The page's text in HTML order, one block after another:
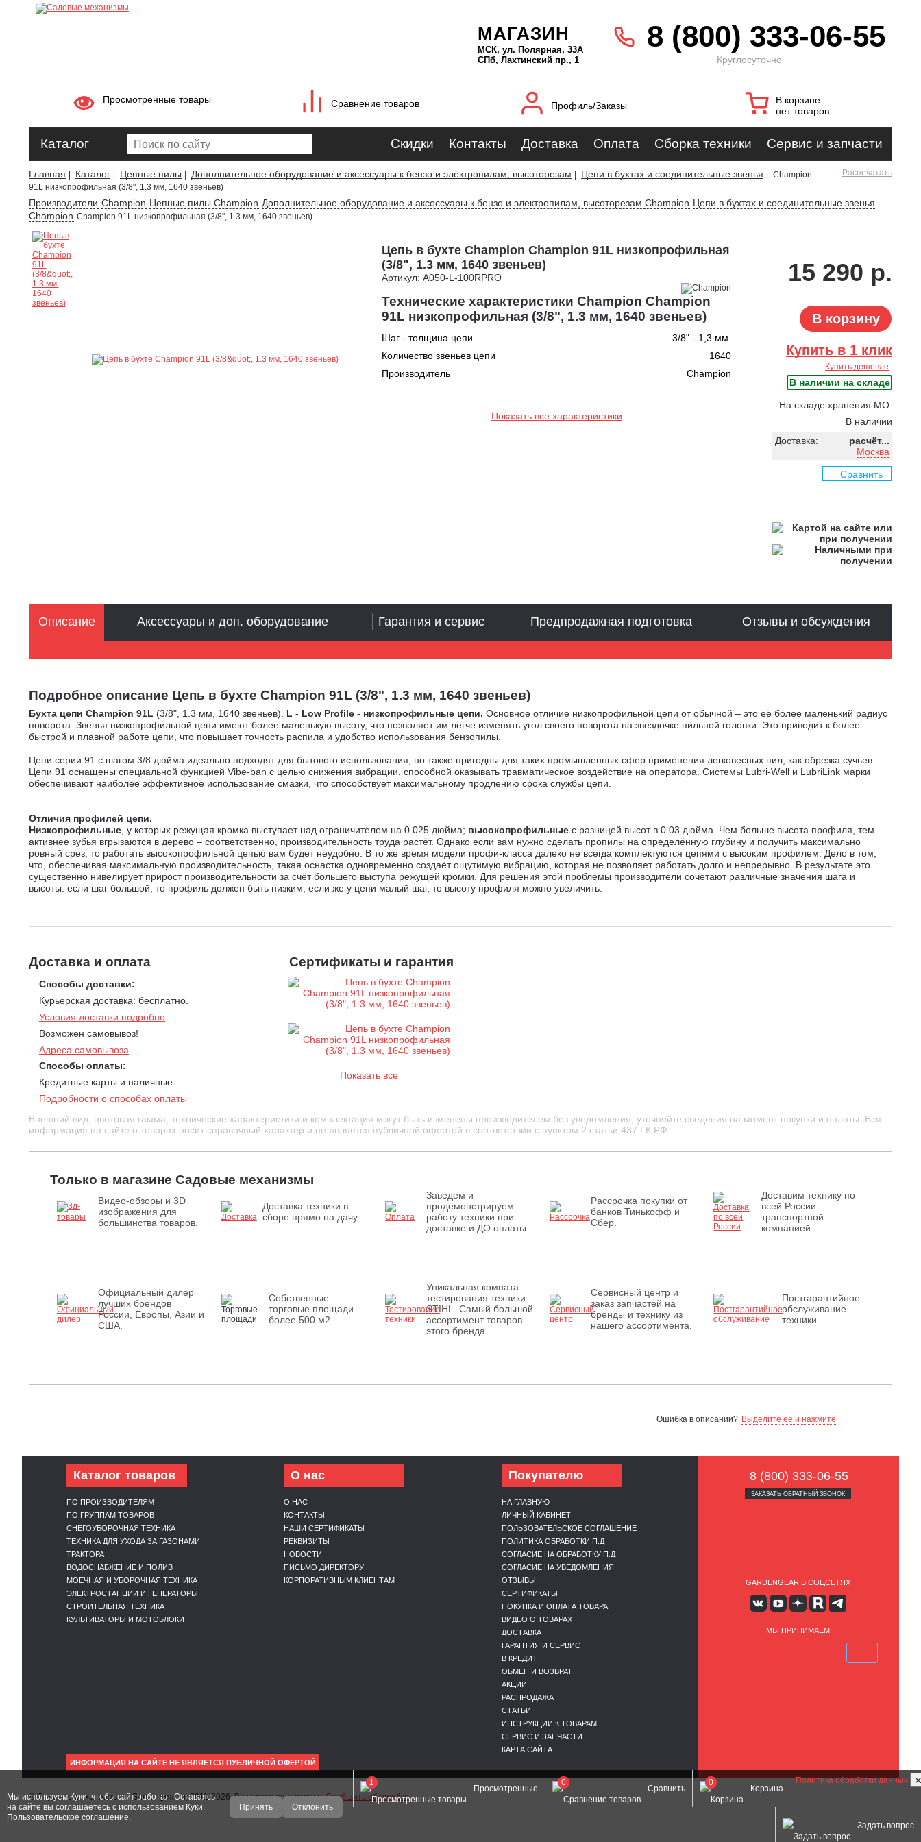
МАГАЗИН
МСК, ул. Полярная, 33А
СПб, Лахтинский пр., 1
8 (800) 333-06-55
Круглосуточно
Просмотренные товары Сравнение товаров Профиль/Заказы
В корзине
нет товаров
Каталог Скидки Контакты Доставка Оплата Сборка техники Сервис и запчасти
Главная Каталог Цепные пилы Дополнительное оборудование и аксессуары к бензо и электропилам, высоторезам Цепи в бухтах и соединительные звенья
Champion
91L низкопрофильная (3/8", 1.3 мм, 1640 звеньев)
Распечатать
Производители Champion Цепные пилы Champion Дополнительное оборудование и аксессуары к бензо и электропилам, высоторезам Champion Цепи в бухтах и соединительные звенья
Champion Champion 91L низкопрофильная (3/8", 1.3 мм, 1640 звеньев)
Цепь в бухте Champion Champion 91L низкопрофильная
(3/8", 1.3 мм, 1640 звеньев)
Артикул: A050-L-100RPRO
Технические характеристики Champion Champion
91L низкопрофильная (3/8", 1.3 мм, 1640 звеньев)
Шаг - толщина цепи
3/8" - 1,3 мм.
Количество звеньев цепи
1640
Производитель
Champion
Показать все характеристики
15 290 р.
В корзину
Купить в 1 клик
Купить дешевле
В наличии на складе
На складе хранения МО:
В наличии
Доставка:
расчёт...
Москва
Сравнить
Подробное описание Цепь в бухте Champion 91L (3/8", 1.3 мм, 1640 звеньев)
Бухта цепи Champion 91L (3/8", 1.3 мм, 1640 звеньев). L - Low Profile - низкопрофильные цепи. Основное отличие низкопрофильной цепи от обычной – это её более маленький радиус
поворота. Звенья низкопрофильной цепи имеют более маленькую высоту, что позволяет им легче изменять угол своего поворота на звездочке пильной головки. Это приводит к более
быстрой и плавной работе цепи, что повышает точность распила и удобство использования бензопилы.
Цепи серии 91 с шагом 3/8 дюйма идеально подходят для бытового использования, но также пригодны для таких промышленных сфер применения легковесных пил, как обрезка сучьев.
Цепи 91 оснащены специальной функцией Vibe-ban с целью снижения вибрации, способной оказывать травматическое воздействие на оператора. Системы Lubri-Well и LubriLink марки
обеспечивают наиболее эффективное использование смазки, что способствует максимальному продлению срока службы цепи.
Отличия профилей цепи.
Низкопрофильные , у которых режущая кромка выступает над ограничителем на 0.025 дюйма; высокопрофильные с разницей высот в 0.03 дюйма. Чем больше высота профиля, тем
активнее зубья вгрызаются в дерево – соответственно, производительность труда растёт. Однако если вам нужно сделать пропилы на определённую глубину и получить максимально
ровный срез, то работать высокопрофильной цепью вам будет неудобно. В то же время модели профи-класса далеко не всегда комплектуются цепями с высоким профилем. Дело в том,
что, обеспечивая максимальную производительность, такая оснастка одновременно создаёт ощутимую вибрацию, которая не позволяет работать долго и непрерывно. В результате это
существенно нивелирует прирост производительности за счёт большего выступа режущей кромки. Для решения этой проблемы производители сочетают различные значения шага и
высоты: если шаг большой, то профиль должен быть низким; если же у цепи малый шаг, то высоту профиля можно увеличить.
Доставка и оплата
Способы доставки:
Курьерская доставка: бесплатно.
Условия доставки подробно
Возможен самовывоз!
Адреса самовывоза
Способы оплаты:
Кредитные карты и наличные
Подробности о способах оплаты
Сертификаты и гарантия
Показать все
Описание Аксессуары и доп. оборудование Гарантия и сервис Предпродажная подготовка Отзывы и обсуждения
Внешний вид, цветовая гамма, технические характеристики и комплектация могут быть изменены производителем без уведомления, уточняйте сведения на момент покупки и оплаты. Вся
информация на сайте о товарах носит справочный характер и не является публичной офертой в соответствии с пунктом 2 статьи 437 ГК РФ.
Только в магазине Садовые механизмы
Видео-обзоры и 3D
изображения для
большинства товаров.
Доставка техники в
сборе прямо на дачу.
Заведем и
продемонстрируем
работу техники при
доставке и ДО оплаты.
Рассрочка покупки от
банков Тинькофф и
Сбер.
Доставим технику по
всей России
транспортной
компанией.
Официальный дилер
лучших брендов
России, Европы, Азии и
США.
Собственные
торговые площади
более 500 м2
Уникальная комната
тестирования техники
STIHL. Самый большой
ассортимент товаров
этого бренда.
Сервисный центр и
заказ запчастей на
бренды и технику из
нашего ассортимента.
Постгарантийное
обслуживание
техники.
Ошибка в описании? Выделите ее и нажмите
Каталог товаров
ПО ПРОИЗВОДИТЕЛЯМ
ПО ГРУППАМ ТОВАРОВ
СНЕГОУБОРОЧНАЯ ТЕХНИКА
ТЕХНИКА ДЛЯ УХОДА ЗА ГАЗОНАМИ
ТРАКТОРА
ВОДОСНАБЖЕНИЕ И ПОЛИВ
МОЕЧНАЯ И УБОРОЧНАЯ ТЕХНИКА
ЭЛЕКТРОСТАНЦИИ И ГЕНЕРАТОРЫ
СТРОИТЕЛЬНАЯ ТЕХНИКА
КУЛЬТИВАТОРЫ И МОТОБЛОКИ
О нас
О НАС
КОНТАКТЫ
НАШИ СЕРТИФИКАТЫ
РЕКВИЗИТЫ
НОВОСТИ
ПИСЬМО ДИРЕКТОРУ
КОРПОРАТИВНЫМ КЛИЕНТАМ
Покупателю
НА ГЛАВНУЮ
ЛИЧНЫЙ КАБИНЕТ
ПОЛЬЗОВАТЕЛЬСКОЕ СОГЛАШЕНИЕ
ПОЛИТИКА ОБРАБОТКИ П.Д
СОГЛАСИЕ НА ОБРАБОТКУ П.Д
СОГЛАСИЕ НА УВЕДОМЛЕНИЯ
ОТЗЫВЫ
СЕРТИФИКАТЫ
ПОКУПКА И ОПЛАТА ТОВАРА
ВИДЕО О ТОВАРАХ
ДОСТАВКА
ГАРАНТИЯ И СЕРВИС
В КРЕДИТ
ОБМЕН И ВОЗВРАТ
АКЦИИ
РАСПРОДАЖА
СТАТЬИ
ИНСТРУКЦИИ К ТОВАРАМ
СЕРВИС И ЗАПЧАСТИ
КАРТА САЙТА
ИНФОРМАЦИЯ НА САЙТЕ НЕ ЯВЛЯЕТСЯ ПУБЛИЧНОЙ ОФЕРТОЙ
8 (800) 333-06-55
ЗАКАЗАТЬ ОБРАТНЫЙ ЗВОНОК
GARDENGEAR В СОЦСЕТЯХ
МЫ ПРИНИМАЕМ
© Садовые механизмы — Gardengear.ru, 2011-2026. Все права защищены.Сообщить об ошибке
Политика обработки данных
Корзина
0
Сравнить
0
Просмотренные
1
Задать вопрос
Мы используем Куки, чтобы сайт работал. Оставаясь
на сайте вы соглашаетесь с использованием Куки.
Пользовательское соглашение.
Принять Отклонить